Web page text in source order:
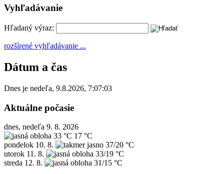
Vyhľadávanie
Hľadaný výraz:
rozšírené vyhľadávanie ...
Dátum a čas
Dnes je nedeľa, 9.8.2026, 7:07:03
Aktuálne počasie
dnes, nedeľa 9. 8. 2026
33 °C 17 °C
pondelok 10. 8.
37/20 °C
utorok 11. 8.
33/19 °C
streda 12. 8. 31/15 °C